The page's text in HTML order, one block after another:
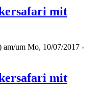
mit
am/um Mo, 10/07/2017 -
mit